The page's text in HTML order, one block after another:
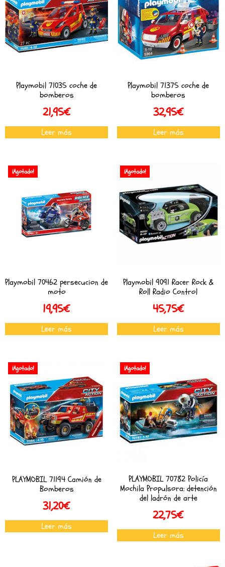
Playmobil 71035 coche de
bomberos
21,95€
Leer más
Playmobil 71375 coche de
bomberos
32,95€
Leer más
¡Agotado!
Playmobil 70462 persecucion de
moto
19,95€
Leer más
¡Agotado!
Playmobil 9091 Racer Rock &
Roll Radio Control
45,75€
Leer más
¡Agotado!
PLAYMOBIL 71194 Camión de
Bomberos
31,20€
Leer más
¡Agotado!
PLAYMOBIL 70782 Policía
Mochila Propulsora: detención
del ladrón de arte
22,75€
Leer más